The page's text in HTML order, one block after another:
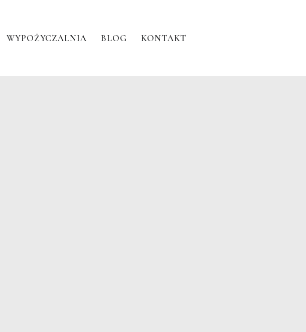
WYPOŻYCZALNIA BLOG KONTAKT